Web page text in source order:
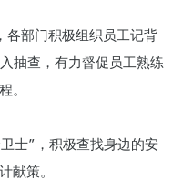
部门积极组织员工记背
抽查，有力督促员工熟练
。
士”，积极查找身边的安
献策。